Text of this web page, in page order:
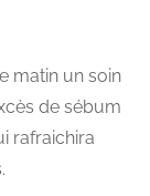
matin un soin
de sébum
rafraichira